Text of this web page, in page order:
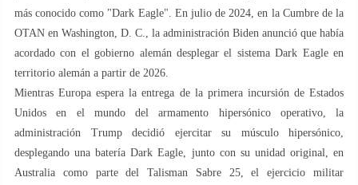
más conocido como "Dark Eagle". En julio de 2024, en la Cumbre de la
OTAN en Washington, D. C., la administración Biden anunció que había
acordado con el gobierno alemán desplegar el sistema Dark Eagle en
territorio alemán a partir de 2026.
Mientras Europa espera la entrega de la primera incursión de Estados
Unidos en el mundo del armamento hipersónico operativo, la
administración Trump decidió ejercitar su músculo hipersónico,
desplegando una batería Dark Eagle, junto con su unidad original, en
Australia como parte del Talisman Sabre 25, el ejercicio militar